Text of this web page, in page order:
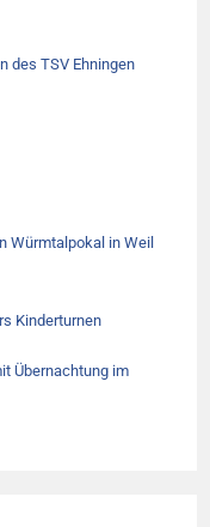
des TSV Ehningen
Würmtalpokal in Weil
Kinderturnen
Übernachtung im